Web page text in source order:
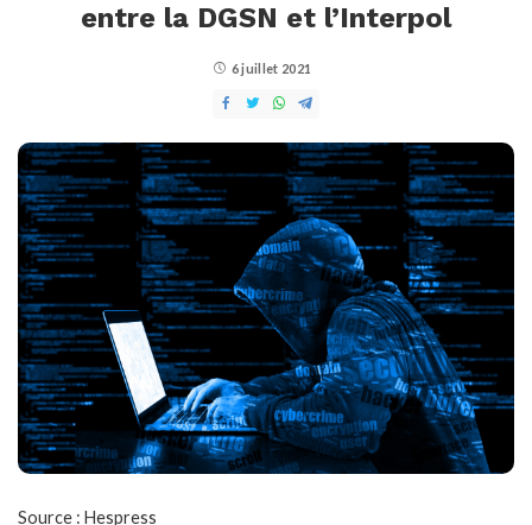
entre la DGSN et l’Interpol
6 juillet 2021
Source : Hespress